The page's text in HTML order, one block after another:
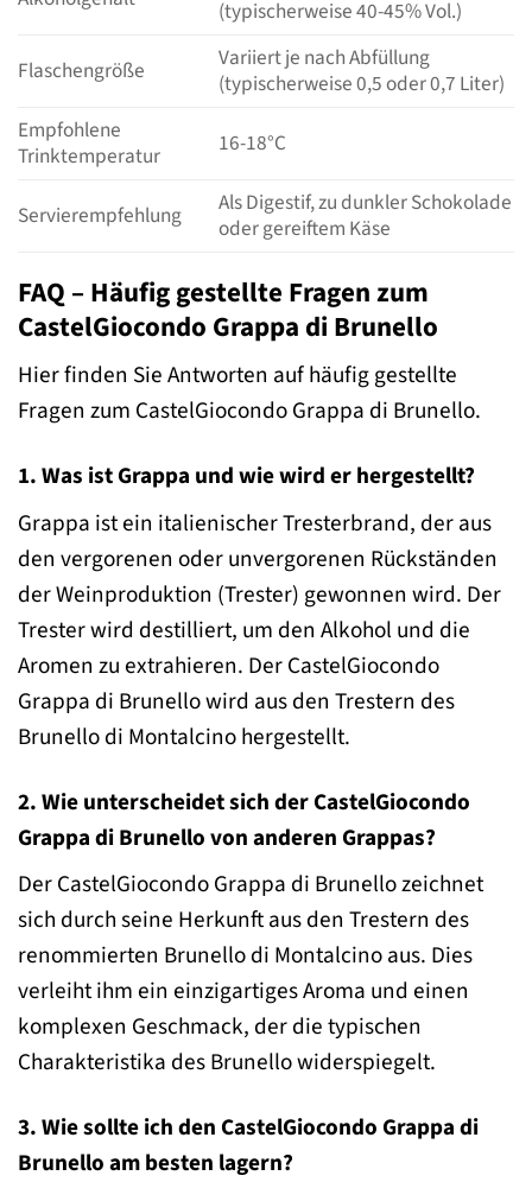
(typischerweise 40-45% Vol.)
Flaschengröße
Variiert je nach Abfüllung
(typischerweise 0,5 oder 0,7 Liter)
Empfohlene
Trinktemperatur
16-18°C
Servierempfehlung
Als Digestif, zu dunkler Schokolade
oder gereiftem Käse
FAQ – Häufig gestellte Fragen zum
CastelGiocondo Grappa di Brunello
Hier finden Sie Antworten auf häufig gestellte
Fragen zum CastelGiocondo Grappa di Brunello.
1. Was ist Grappa und wie wird er hergestellt?
Grappa ist ein italienischer Tresterbrand, der aus
den vergorenen oder unvergorenen Rückständen
der Weinproduktion (Trester) gewonnen wird. Der
Trester wird destilliert, um den Alkohol und die
Aromen zu extrahieren. Der CastelGiocondo
Grappa di Brunello wird aus den Trestern des
Brunello di Montalcino hergestellt.
2. Wie unterscheidet sich der CastelGiocondo
Grappa di Brunello von anderen Grappas?
Der CastelGiocondo Grappa di Brunello zeichnet
sich durch seine Herkunft aus den Trestern des
renommierten Brunello di Montalcino aus. Dies
verleiht ihm ein einzigartiges Aroma und einen
komplexen Geschmack, der die typischen
Charakteristika des Brunello widerspiegelt.
3. Wie sollte ich den CastelGiocondo Grappa di
Brunello am besten lagern?